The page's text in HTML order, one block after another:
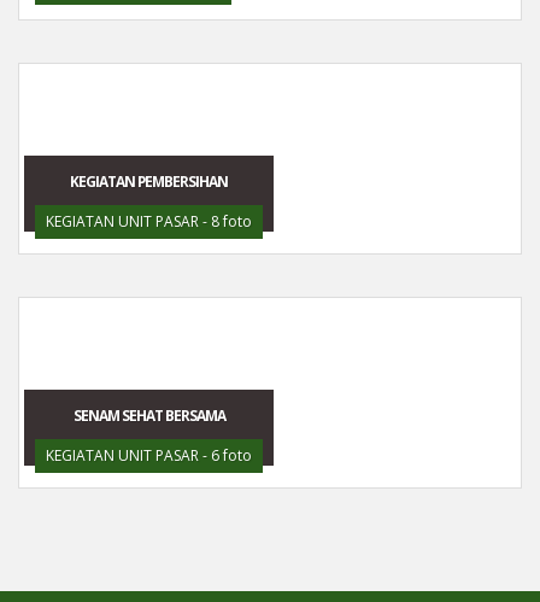
KEGIATAN PEMBERSIHAN
KEGIATAN UNIT PASAR - 8 foto
SENAM SEHAT BERSAMA
KEGIATAN UNIT PASAR - 6 foto